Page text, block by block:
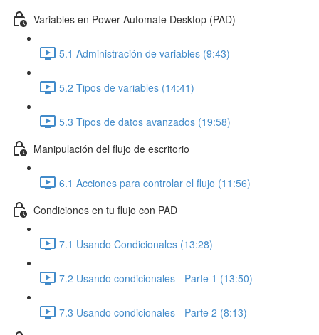
Variables en Power Automate Desktop (PAD)
5.1 Administración de variables (9:43)
5.2 Tipos de variables (14:41)
5.3 Tipos de datos avanzados (19:58)
Manipulación del flujo de escritorio
6.1 Acciones para controlar el flujo (11:56)
Condiciones en tu flujo con PAD
7.1 Usando Condicionales (13:28)
7.2 Usando condicionales - Parte 1 (13:50)
7.3 Usando condicionales - Parte 2 (8:13)